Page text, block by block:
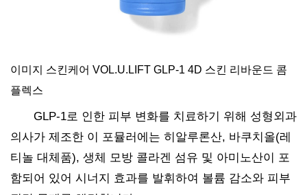
이미지 스킨케어 VOL.U.LIFT GLP-1 4D 스킨 리바운드 콤
플렉스
GLP-1로 인한 피부 변화를 치료하기 위해 성형외과
의사가 제조한 이 포뮬러에는 히알루론산, 바쿠치올(레
티놀 대체품), 생체 모방 콜라겐 섬유 및 아미노산이 포
함되어 있어 시너지 효과를 발휘하여 볼륨 감소와 피부